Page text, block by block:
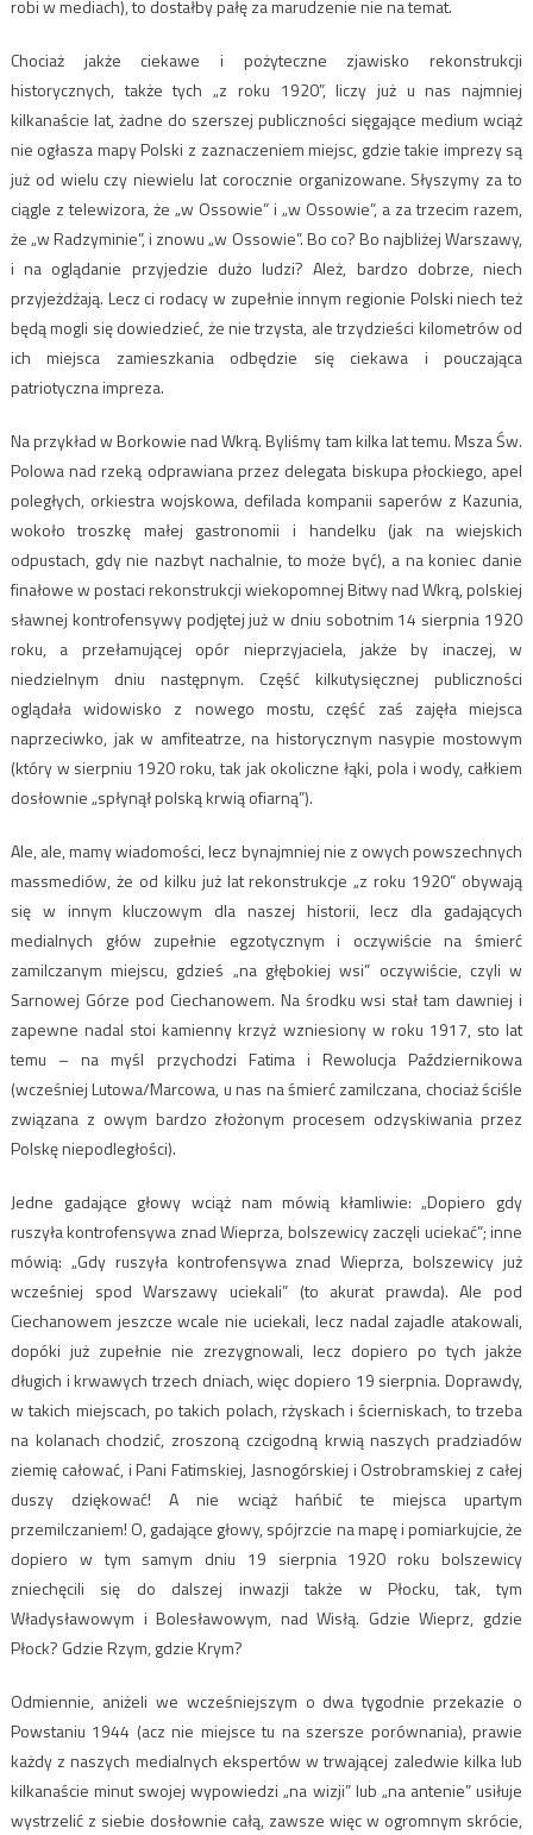
robi w mediach), to dostałby pałę za marudzenie nie na temat.
Chociaż jakże ciekawe i pożyteczne zjawisko rekonstrukcji
historycznych, także tych „z roku 1920”, liczy już u nas najmniej
kilkanaście lat, żadne do szerszej publiczności sięgające medium wciąż
nie ogłasza mapy Polski z zaznaczeniem miejsc, gdzie takie imprezy są
już od wielu czy niewielu lat corocznie organizowane. Słyszymy za to
ciągle z telewizora, że „w Ossowie” i „w Ossowie”, a za trzecim razem,
że „w Radzyminie”, i znowu „w Ossowie”. Bo co? Bo najbliżej Warszawy,
i na oglądanie przyjedzie dużo ludzi? Ależ, bardzo dobrze, niech
przyjeżdżają. Lecz ci rodacy w zupełnie innym regionie Polski niech też
będą mogli się dowiedzieć, że nie trzysta, ale trzydzieści kilometrów od
ich miejsca zamieszkania odbędzie się ciekawa i pouczająca
patriotyczna impreza.
Na przykład w Borkowie nad Wkrą. Byliśmy tam kilka lat temu. Msza Św.
Polowa nad rzeką odprawiana przez delegata biskupa płockiego, apel
poległych, orkiestra wojskowa, defilada kompanii saperów z Kazunia,
wokoło troszkę małej gastronomii i handelku (jak na wiejskich
odpustach, gdy nie nazbyt nachalnie, to może być), a na koniec danie
finałowe w postaci rekonstrukcji wiekopomnej Bitwy nad Wkrą, polskiej
sławnej kontrofensywy podjętej już w dniu sobotnim 14 sierpnia 1920
roku, a przełamującej opór nieprzyjaciela, jakże by inaczej, w
niedzielnym dniu następnym. Część kilkutysięcznej publiczności
oglądała widowisko z nowego mostu, część zaś zajęła miejsca
naprzeciwko, jak w amfiteatrze, na historycznym nasypie mostowym
(który w sierpniu 1920 roku, tak jak okoliczne łąki, pola i wody, całkiem
dosłownie „spłynął polską krwią ofiarną”).
Ale, ale, mamy wiadomości, lecz bynajmniej nie z owych powszechnych
massmediów, że od kilku już lat rekonstrukcje „z roku 1920” obywają
się w innym kluczowym dla naszej historii, lecz dla gadających
medialnych głów zupełnie egzotycznym i oczywiście na śmierć
zamilczanym miejscu, gdzieś „na głębokiej wsi” oczywiście, czyli w
Sarnowej Górze pod Ciechanowem. Na środku wsi stał tam dawniej i
zapewne nadal stoi kamienny krzyż wzniesiony w roku 1917, sto lat
temu – na myśl przychodzi Fatima i Rewolucja Październikowa
(wcześniej Lutowa/Marcowa, u nas na śmierć zamilczana, chociaż ściśle
związana z owym bardzo złożonym procesem odzyskiwania przez
Polskę niepodległości).
Jedne gadające głowy wciąż nam mówią kłamliwie: „Dopiero gdy
ruszyła kontrofensywa znad Wieprza, bolszewicy zaczęli uciekać”; inne
mówią: „Gdy ruszyła kontrofensywa znad Wieprza, bolszewicy już
wcześniej spod Warszawy uciekali” (to akurat prawda). Ale pod
Ciechanowem jeszcze wcale nie uciekali, lecz nadal zajadle atakowali,
dopóki już zupełnie nie zrezygnowali, lecz dopiero po tych jakże
długich i krwawych trzech dniach, więc dopiero 19 sierpnia. Doprawdy,
w takich miejscach, po takich polach, rżyskach i ścierniskach, to trzeba
na kolanach chodzić, zroszoną czcigodną krwią naszych pradziadów
ziemię całować, i Pani Fatimskiej, Jasnogórskiej i Ostrobramskiej z całej
duszy dziękować! A nie wciąż hańbić te miejsca upartym
przemilczaniem! O, gadające głowy, spójrzcie na mapę i pomiarkujcie, że
dopiero w tym samym dniu 19 sierpnia 1920 roku bolszewicy
zniechęcili się do dalszej inwazji także w Płocku, tak, tym
Władysławowym i Bolesławowym, nad Wisłą. Gdzie Wieprz, gdzie
Płock? Gdzie Rzym, gdzie Krym?
Odmiennie, aniżeli we wcześniejszym o dwa tygodnie przekazie o
Powstaniu 1944 (acz nie miejsce tu na szersze porównania), prawie
każdy z naszych medialnych ekspertów w trwającej zaledwie kilka lub
kilkanaście minut swojej wypowiedzi „na wizji” lub „na antenie” usiłuje
wystrzelić z siebie dosłownie całą, zawsze więc w ogromnym skrócie,